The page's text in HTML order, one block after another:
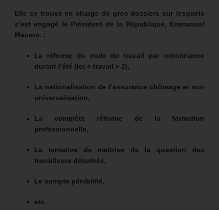
Elle se trouve en charge de gros dossiers sur lesquels
s’est engagé le Président de la République, Emmanuel
Macron. :
La réforme du code du travail par ordonnance
durant l’été (loi « travail » 2),
La nationalisation de l’assurance chômage et son
universalisation,
La complète réforme de la formation
professionnelle,
La tentative de maitrise de la question des
travailleurs détachés,
Le compte pénibilité,
etc.